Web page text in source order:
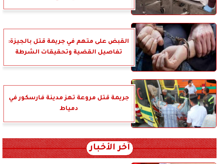
القبض على متهم في جريمة قتل بالجيزة:
تفاصيل القضية وتحقيقات الشرطة
جريمة قتل مروعة تهز مدينة فارسكور في
دمياط
آخر الأخبار